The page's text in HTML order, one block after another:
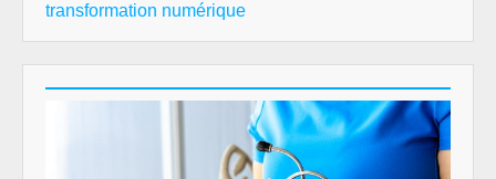
transformation numérique